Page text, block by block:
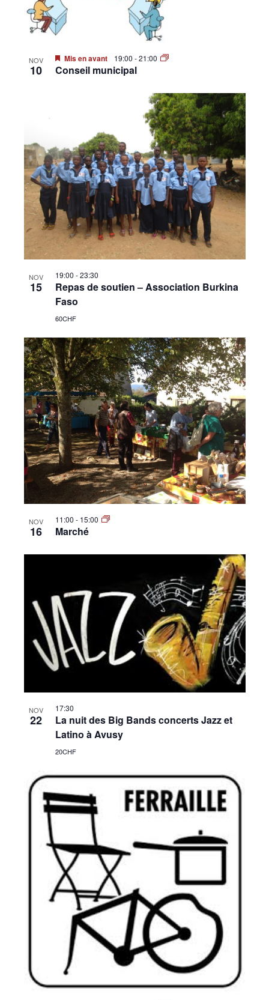
Genève
NOV
10
Mis en avant 19:00 -21:00
Conseil municipal
NOV
15
19:00 -23:30
Repas de soutien – Association Burkina
Faso
60CHF
NOV
16
11:00 - 15:00
Marché
NOV
22
17:30
La nuit des Big Bands concerts Jazz et
Latino à Avusy
20CHF